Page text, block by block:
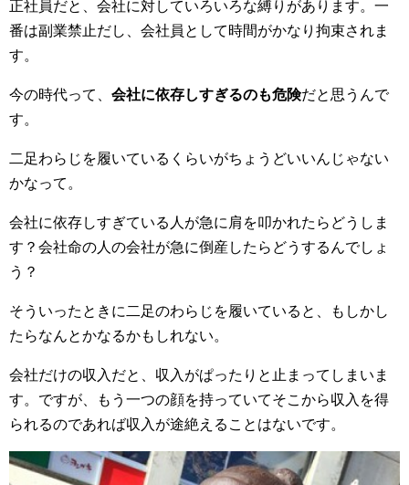
正社員だと、会社に対していろいろな縛りがあります。一
番は副業禁止だし、会社員として時間がかなり拘束されま
す。
今の時代って、 会社に依存しすぎるのも危険だと思うんで
す。
二足わらじを履いているくらいがちょうどいいんじゃない
かなって。
会社に依存しすぎている人が急に肩を叩かれたらどうしま
す？会社命の人の会社が急に倒産したらどうするんでしょ
う？
そういったときに二足のわらじを履いていると、もしかし
たらなんとかなるかもしれない。
会社だけの収入だと、収入がぱったりと止まってしまいま
す。ですが、もう一つの顔を持っていてそこから収入を得
られるのであれば収入が途絶えることはないです。